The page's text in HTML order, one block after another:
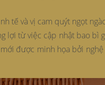
tế và vị cam quýt ngọt
lợi từ việc cập nhật bao bì
được minh họa bởi